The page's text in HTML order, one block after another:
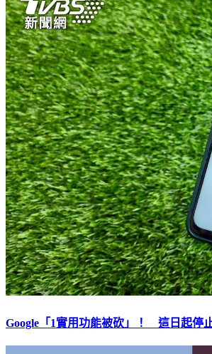
Google「1實用功能被砍」！ 這日起停